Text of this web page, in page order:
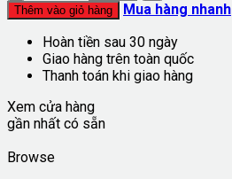
Thêm vào giỏ hàng
Mua hàng nhanh
Hoàn tiền sau 30 ngày
Giao hàng trên toàn quốc
Thanh toán khi giao hàng
Xem cửa hàng
gần nhất có sẵn
Browse